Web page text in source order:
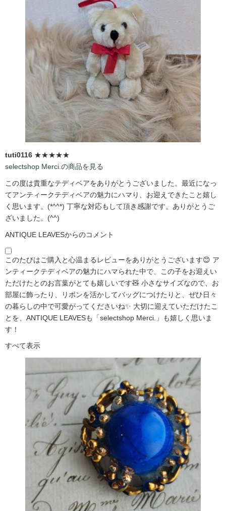
tuti0116 ★★★★★
selectshop Merci.の商品を見る
この度は貴重なテディベアをありがとうございました。最近になっ
てアンティークテディベアの魅力にハマり、お迎えできたこと嬉し
く思います。(*^^*) 丁寧な対応もして頂き感謝です。ありがとうご
ざいました。(^^)
ANTIQUE LEAVESからのコメント
このたびはご購入と心温まるレビューをありがとうございます😊 ア
ンティークテディベアの魅力にハマられた中で、この子をお迎えい
ただけたとのお言葉がとても嬉しいです🧸 小さなサイズなので、お
部屋に飾ったり、リボンを活かしてバッグにつけたりと、ぜひ日々
の暮らしの中で可愛がってくださいね✨ 大切に迎えていただけたこ
とを、ANTIQUE LEAVESも「selectshop Merci.」も嬉しく思いま
す！
すべて表示